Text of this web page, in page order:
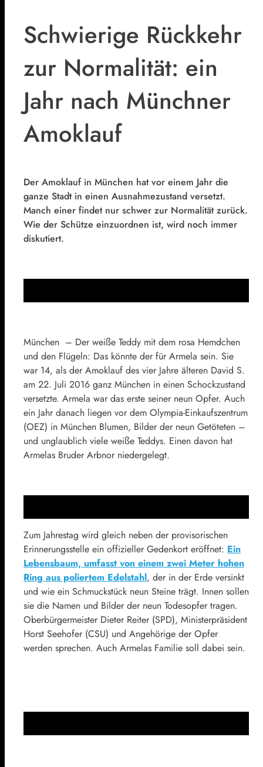
Schwierige Rückkehr
zur Normalität: ein
Jahr nach Münchner
Amoklauf
Der Amoklauf in München hat vor einem Jahr die
ganze Stadt in einen Ausnahmezustand versetzt.
Manch einer findet nur schwer zur Normalität zurück.
Wie der Schütze einzuordnen ist, wird noch immer
diskutiert.
München – Der weiße Teddy mit dem rosa Hemdchen
und den Flügeln: Das könnte der für Armela sein. Sie
war 14, als der Amoklauf des vier Jahre älteren David S.
am 22. Juli 2016 ganz München in einen Schockzustand
versetzte. Armela war das erste seiner neun Opfer. Auch
ein Jahr danach liegen vor dem Olympia-Einkaufszentrum
(OEZ) in München Blumen, Bilder der neun Getöteten –
und unglaublich viele weiße Teddys. Einen davon hat
Armelas Bruder Arbnor niedergelegt.
Zum Jahrestag wird gleich neben der provisorischen
Erinnerungsstelle ein offizieller Gedenkort eröffnet: Ein
Lebensbaum, umfasst von einem zwei Meter hohen
Ring aus poliertem Edelstahl, der in der Erde versinkt
und wie ein Schmuckstück neun Steine trägt. Innen sollen
sie die Namen und Bilder der neun Todesopfer tragen.
Oberbürgermeister Dieter Reiter (SPD), Ministerpräsident
Horst Seehofer (CSU) und Angehörige der Opfer
werden sprechen. Auch Armelas Familie soll dabei sein.